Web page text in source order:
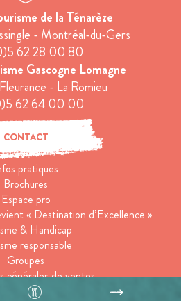
de la Ténarèze
- Montréal-du-Gers
62 28 00 80
Gascogne Lomagne
- La Romieu
62 64 00 00
CONTACT
pratiques
Brochures
Espace pro
« Destination d’Excellence »
& Handicap
responsable
Groupes
générales de ventes
Suivez-nous